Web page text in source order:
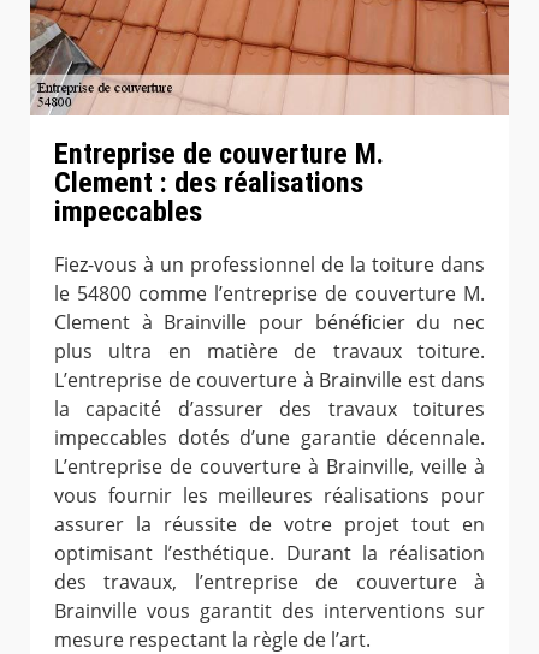
Entreprise de couverture M.
Clement : des réalisations
impeccables
Fiez-vous à un professionnel de la toiture dans
le 54800 comme l’entreprise de couverture M.
Clement à Brainville pour bénéficier du nec
plus ultra en matière de travaux toiture.
L’entreprise de couverture à Brainville est dans
la capacité d’assurer des travaux toitures
impeccables dotés d’une garantie décennale.
L’entreprise de couverture à Brainville, veille à
vous fournir les meilleures réalisations pour
assurer la réussite de votre projet tout en
optimisant l’esthétique. Durant la réalisation
des travaux, l’entreprise de couverture à
Brainville vous garantit des interventions sur
mesure respectant la règle de l’art.